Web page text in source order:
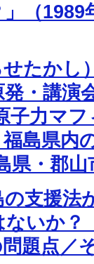
（1989
たかし
・講演
子力マ
島県内
県・郡山
支援法
いか？
題点／